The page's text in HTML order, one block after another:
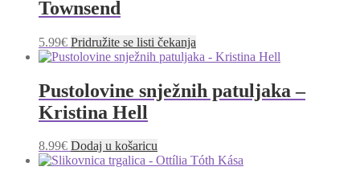
Townsend
5.99€ Pridružite se listi čekanja
Pustolovine snježnih patuljaka –
Kristina Hell
8.99€ Dodaj u košaricu